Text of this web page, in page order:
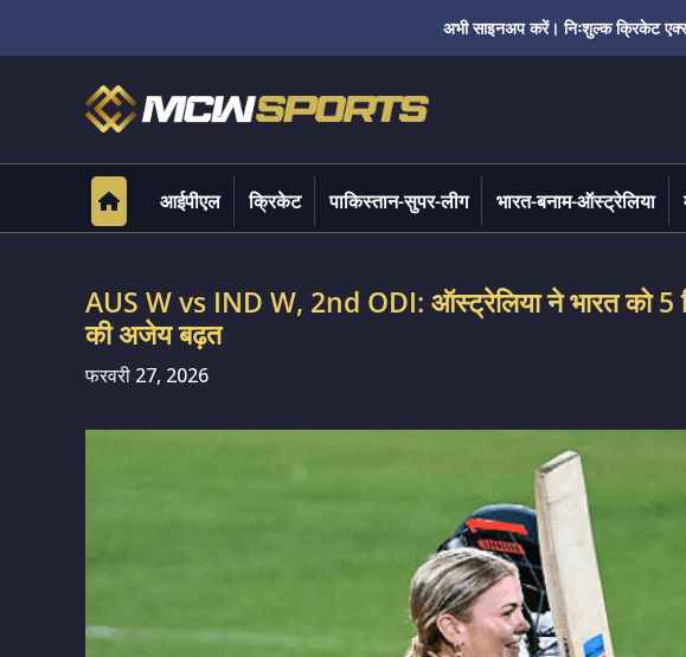
अभी साइनअप करें। निःशुल्क क्रिकेट
आईपीएल क्रिकेट पाकिस्तान-सुपर-लीग भारत-बनाम-ऑस्ट्रेलिया
AUS W vs IND W, 2nd ODI: ऑस्ट्रेलिया ने भारत को 5
की अजेय बढ़त
फरवरी 27, 2026